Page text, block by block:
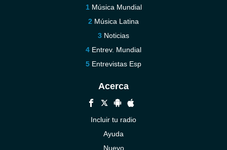
Música Mundial
Música Latina
Noticias
Entrev. Mundial
Entrevistas Esp
Acerca
Incluir tu radio
Ayuda
Nuevo